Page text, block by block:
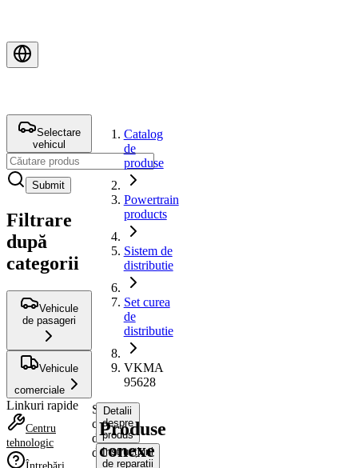
Selectare
vehicul
Submit
Filtrare
după
categorii
Vehicule
de pasageri
Vehicule
comerciale
Linkuri rapide
Centru
tehnologic
Catalog
de
produse
Powertrain
products
Sistem de
distributie
Set curea
de
distributie
VKMA
95628
Set
curea
de
distributie
Detalii
despre
produs
Instrucțiuni
de reparații
Produse
conexe